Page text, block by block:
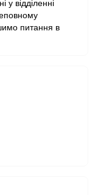
у відділенні
питання в